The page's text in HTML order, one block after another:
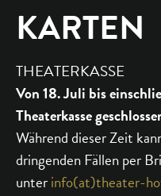
KARTEN
THEATERKASSE
Von 18. Juli bis
Theaterkasse
Während dieser Zeit
dringenden Fällen per
unterinfo(at)theater-